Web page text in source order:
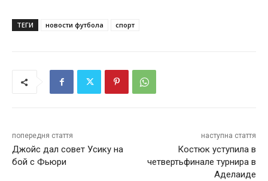
ТЕГИ новости футбола спорт
попередня стаття
Джойс дал совет Усику на
бой с Фьюри
наступна стаття
Костюк уступила в
четвертьфинале турнира в
Аделаиде